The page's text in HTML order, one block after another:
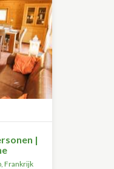
|
,Frankrijk